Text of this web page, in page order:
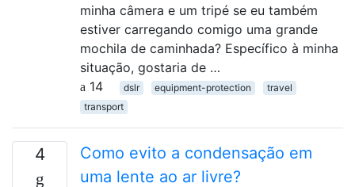
minha câmera e um tripé se eu também
estiver carregando comigo uma grande
mochila de caminhada? Específico à minha
situação, gostaria de …
14
dslr equipment-protection
travel
transport
4
Como evito a condensação em
uma lente ao ar livre?